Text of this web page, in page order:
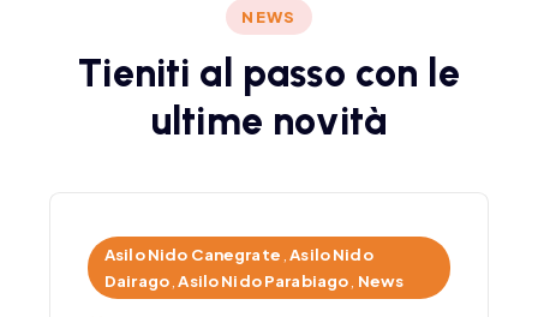
Visita il sito dedicatoNEWS
Tieniti a passo con e
u time novità
Asilo Nido Canegrate ,Asilo Nido
Dairago,Asilo Nido Parabiago News